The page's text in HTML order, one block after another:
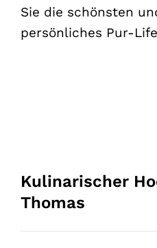
Sie die schönsten
persönliches Pur-
Kulinarischer
Thomas